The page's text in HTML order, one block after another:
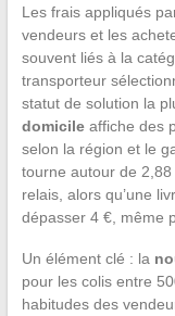
Les frais appliqués
vendeurs et les
souvent liés à la
transporteur
statut de solution la
domicileaffiche des
selon la région et le
tourne autour de
relais, alors qu’une
dépasser 4 €, même
Un élément clé : la
pour les colis entre
habitudes des